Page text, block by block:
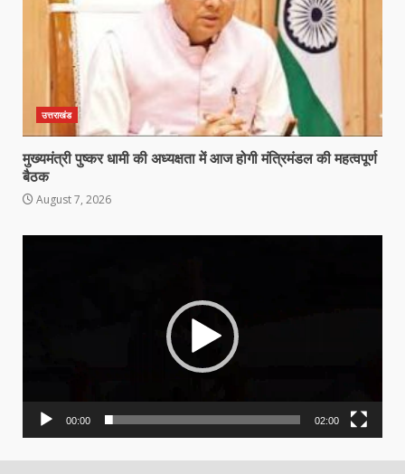
उत्तराखंड
मुख्यमंत्री पुष्कर धामी की अध्यक्षता में आज होगी मंत्रिमंडल की महत्वपूर्ण
बैठक
August 7, 2026
00:00 02:00